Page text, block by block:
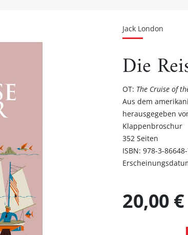
Jack London
Die
OT: The Cruise of
Aus dem
herausgegeben
Klappenbroschur
352 Seiten
ISBN: 978-3-
20,00 €